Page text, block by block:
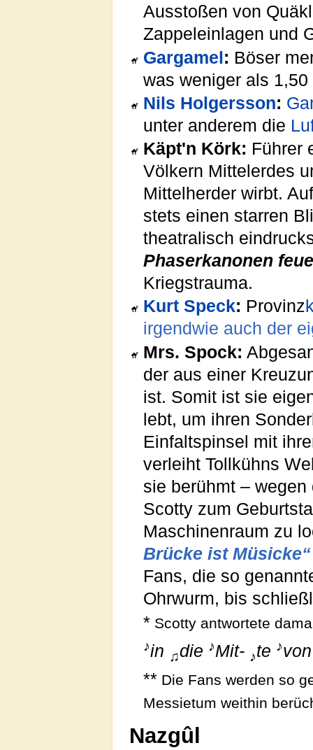
Ausstoßen von
Zappeleinlagen und
Gargamel: Böser
was weniger als
Nils Holgersson:
unter anderem die
Käpt'n Körk: Führer
Völkern Mittelerdes
Mittelherder wirbt.
stets einen starren
theatralisch
Phaserkanonen
Kriegstrauma.
Kurt Speck: Provinz
irgendwie auch der
Mrs. Spock:
der aus einer
ist. Somit ist sie
lebt, um ihren
Einfaltspinsel mit
verleiht Tollkühns
sie berühmt –
Scotty zum
Maschinenraum zu
Brücke ist Müsicke“
Fans, die so
Ohrwurm, bis
* Scotty antwortete
♪in ♫die ♪Mit- ♪te ♪
** Die Fans werden so
Messietum weithin
Nazgûl